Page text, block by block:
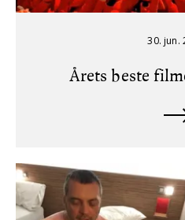
30. jun.
Årets beste